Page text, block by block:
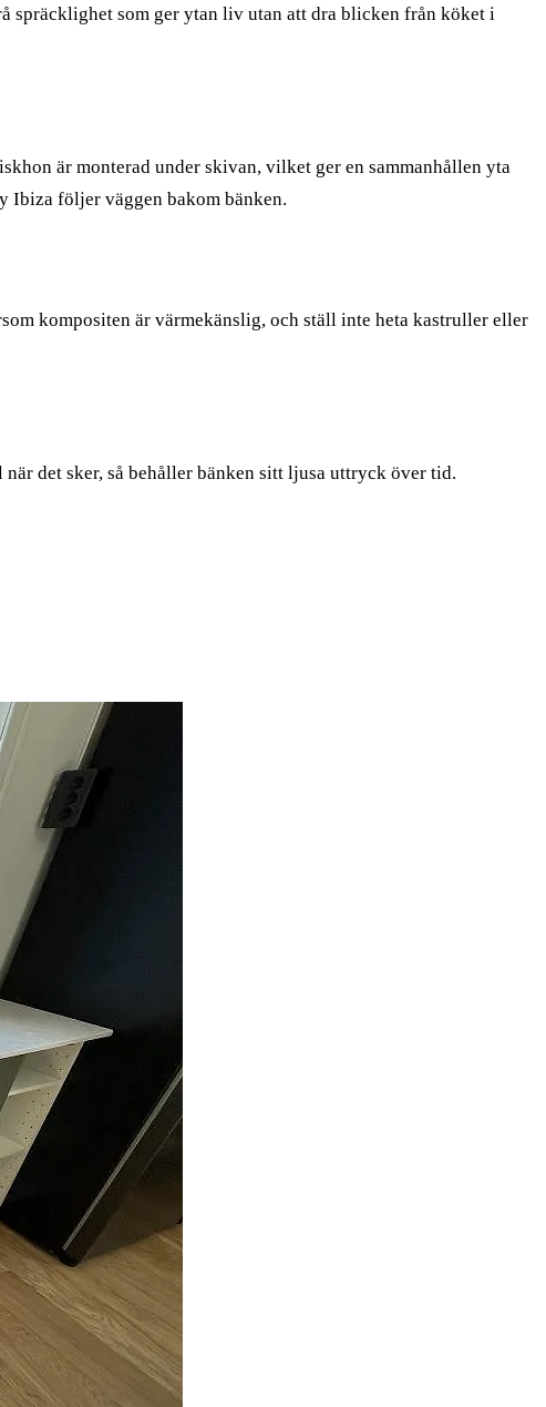
spräcklighet som ger ytan liv utan att dra blicken från köket i
är monterad under skivan, vilket ger en sammanhållen yta
Ibiza följer väggen bakom bänken.
kompositen är värmekänslig, och ställ inte heta kastruller eller
det sker, så behåller bänken sitt ljusa uttryck över tid.